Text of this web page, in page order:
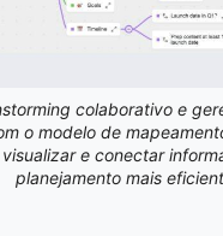
colaborativo e
o modelo de
e conectar
planejamento mais